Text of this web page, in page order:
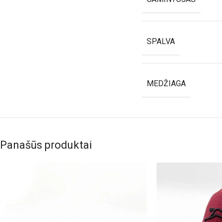
SPALVA
MEDŽIAGA
Panašūs produktai